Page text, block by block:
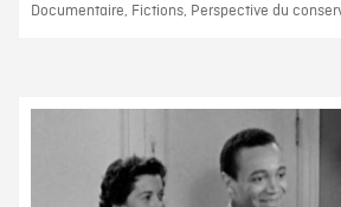
Documentaire, Fictions, Perspective du